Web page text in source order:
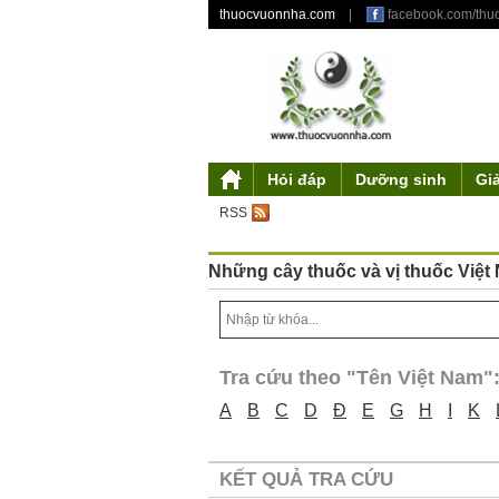
thuocvuonnha.com facebook.com/
Hỏi đáp
Dưỡng sinh
RSS
Những cây thuốc và vị thuốc Việt
Tra cứu theo "Tên Việt Nam":
A B C D Đ E G H K
KẾT QUẢ TRA CỨU